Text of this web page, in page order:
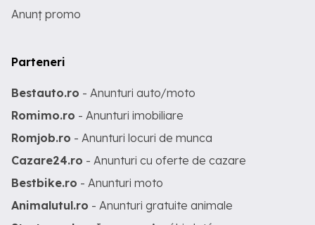
Anunț promo
Parteneri
Bestauto.ro - Anunturi auto/moto
Romimo.ro - Anunturi imobiliare
Romjob.ro - Anunturi locuri de munca
Cazare24.ro - Anunturi cu oferte de cazare
Bestbike.ro - Anunturi moto
Animalutul.ro - Anunturi gratuite animale